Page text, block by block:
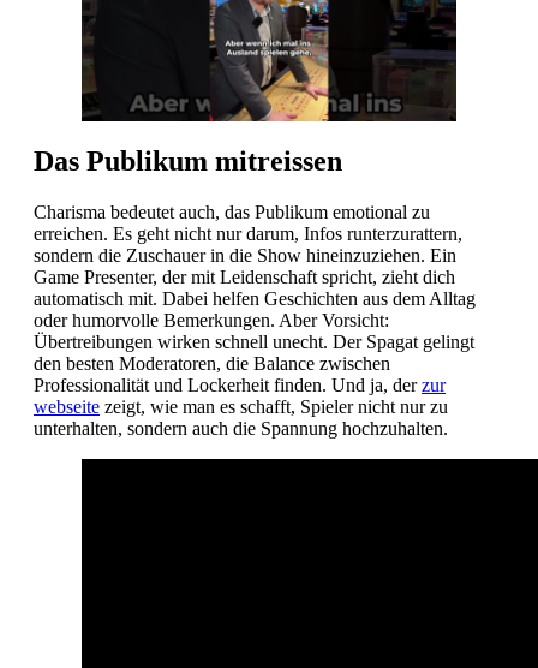
Das Publikum mitreissen
Charisma bedeutet auch, das Publikum emotional zu
erreichen. Es geht nicht nur darum, Infos runterzurattern,
sondern die Zuschauer in die Show hineinzuziehen. Ein
Game Presenter, der mit Leidenschaft spricht, zieht dich
automatisch mit. Dabei helfen Geschichten aus dem Alltag
oder humorvolle Bemerkungen. Aber Vorsicht:
Übertreibungen wirken schnell unecht. Der Spagat gelingt
den besten Moderatoren, die Balance zwischen
Professionalität und Lockerheit finden. Und ja, derzur
webseite zeigt, wie man es schafft, Spieler nicht nur zu
unterhalten, sondern auch die Spannung hochzuhalten.